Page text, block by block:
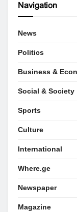
Navigation
News
Politics
Business &
Social & Society
Sports
Culture
International
Where.ge
Newspaper
Magazine